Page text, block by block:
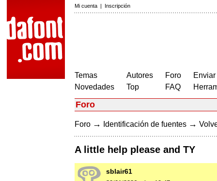
Mi cuenta | Inscripción
Temas
Novedades
Autores
Top
Foro
FAQ
Foro
Foro → Identificación de fuentes →
A little help please and TY
sblair61